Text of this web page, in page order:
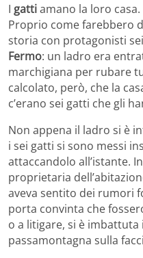
I gattiamano la loro
Proprio come farebbero
storia con protagonisti
Fermo: un ladro era
marchigiana per rubare
calcolato, però, che la
c’erano sei gatti che gli
Non appena il ladro si è
i sei gatti si sono messi
attaccandolo all’istante.
proprietaria
aveva sentito dei rumori
porta convinta che
o a litigare, si è
passamontagna sulla